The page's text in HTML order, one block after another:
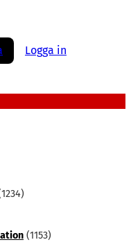
Logga in
(1153)